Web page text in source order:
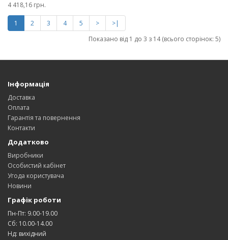
4 418,16 грн.
1 2 3 4 5 >
>|
Показано від 1 до 3 з 14 (всього сторінок: 5)
Інформація
Доставка
Оплата
Гарантія та повернення
Контакти
Додатково
Виробники
Особистий кабінет
Угода користувача
Новини
Графік роботи
Пн-Пт: 9.00-19.00
Сб: 10.00-14.00
Нд: вихідний